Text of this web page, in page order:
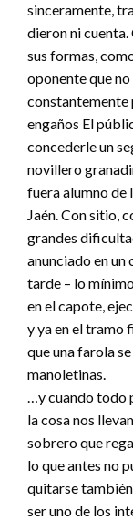
sinceramente,
dieron ni
sus formas,
oponente que
constantemente
engaños El
concederle un
novillero
fuera alumno de
Jaén. Con sitio,
grandes
anunciado en
tarde – lo
en el capote,
y ya en el tramo
que una farola
manoletinas.
…y cuando
la cosa nos
sobrero que
lo que antes no
quitarse también
ser uno de los